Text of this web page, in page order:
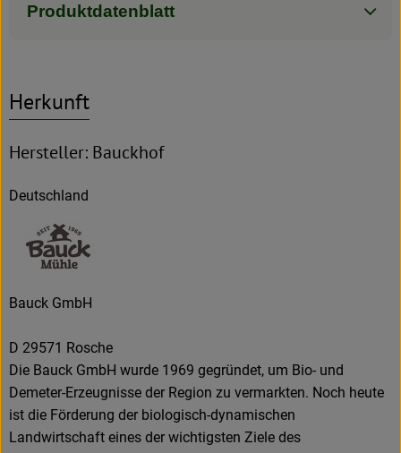
Produktdatenblatt
Herkunft
Hersteller: Bauckhof
Deutschland
Bauck GmbH
D 29571 Rosche
Die Bauck GmbH wurde 1969 gegründet, um Bio- und
Demeter-Erzeugnisse der Region zu vermarkten. Noch heute
ist die Förderung der biologisch-dynamischen
Landwirtschaft eines der wichtigsten Ziele des